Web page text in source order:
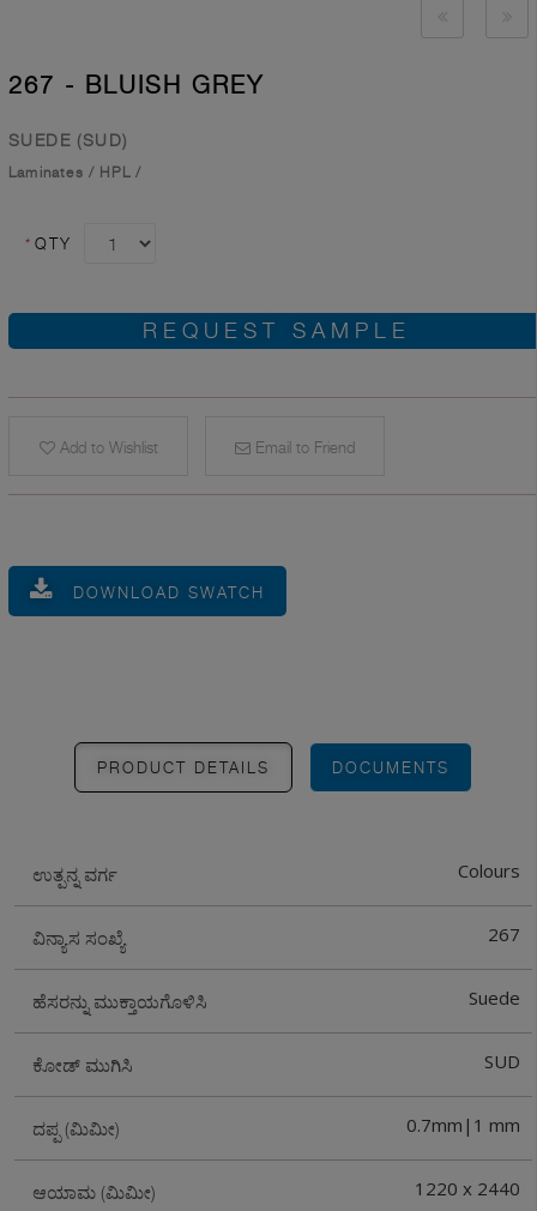
267 - BLUISH GREY
SUEDE (SUD)
Laminates / HPL /
* QTY
REQUEST SAMPLE
Add to Wishlist Email to Friend
DOWNLOAD SWATCH
PRODUCT DETAILS DOCUMENTS
ಉತ್ಪನ್ನ ವರ್ಗ Colours
ವಿನ್ಯಾಸ ಸಂಖ್ಯೆ 267
ಹೆಸರನ್ನು ಮುಕ್ತಾಯಗೊಳಿಸಿ Suede
ಕೋಡ್ ಮುಗಿಸಿ SUD
ದಪ್ಪ (ಮಿಮೀ) 0.7mm|1 mm
ಆಯಾಮ (ಮಿಮೀ) 1220 x 2440